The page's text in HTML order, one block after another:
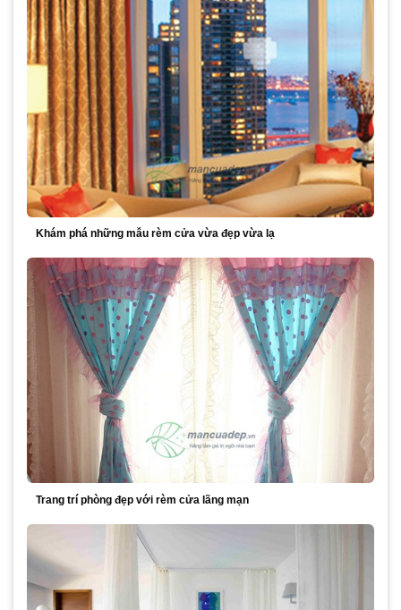
Khám phá những mẫu rèm cửa vừa đẹp vừa lạ
Trang trí phòng đẹp với rèm cửa lãng mạn